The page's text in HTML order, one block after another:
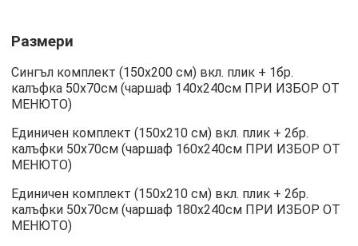
Размери
Сингъл комплект (150х200 см) вкл. плик + 1бр.
калъфка 50х70см (чаршаф 140х240см ПРИ ИЗБОР ОТ
МЕНЮТО)
Единичен комплект (150х210 см) вкл. плик + 2бр.
калъфки 50х70см (чаршаф 160х240см ПРИ ИЗБОР ОТ
МЕНЮТО)
Единичен комплект (150х210 см) вкл. плик + 2бр.
калъфки 50х70см (чаршаф 180х240см ПРИ ИЗБОР ОТ
МЕНЮТО)